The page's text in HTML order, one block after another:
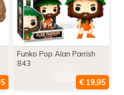
Funko Pop Alan Parrish
843